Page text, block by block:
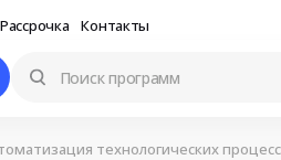
Рассрочка Контакты
технологических